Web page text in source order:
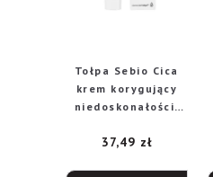
Tołpa Sebio Cica
krem korygujący
niedoskonałości,
37,49 zł